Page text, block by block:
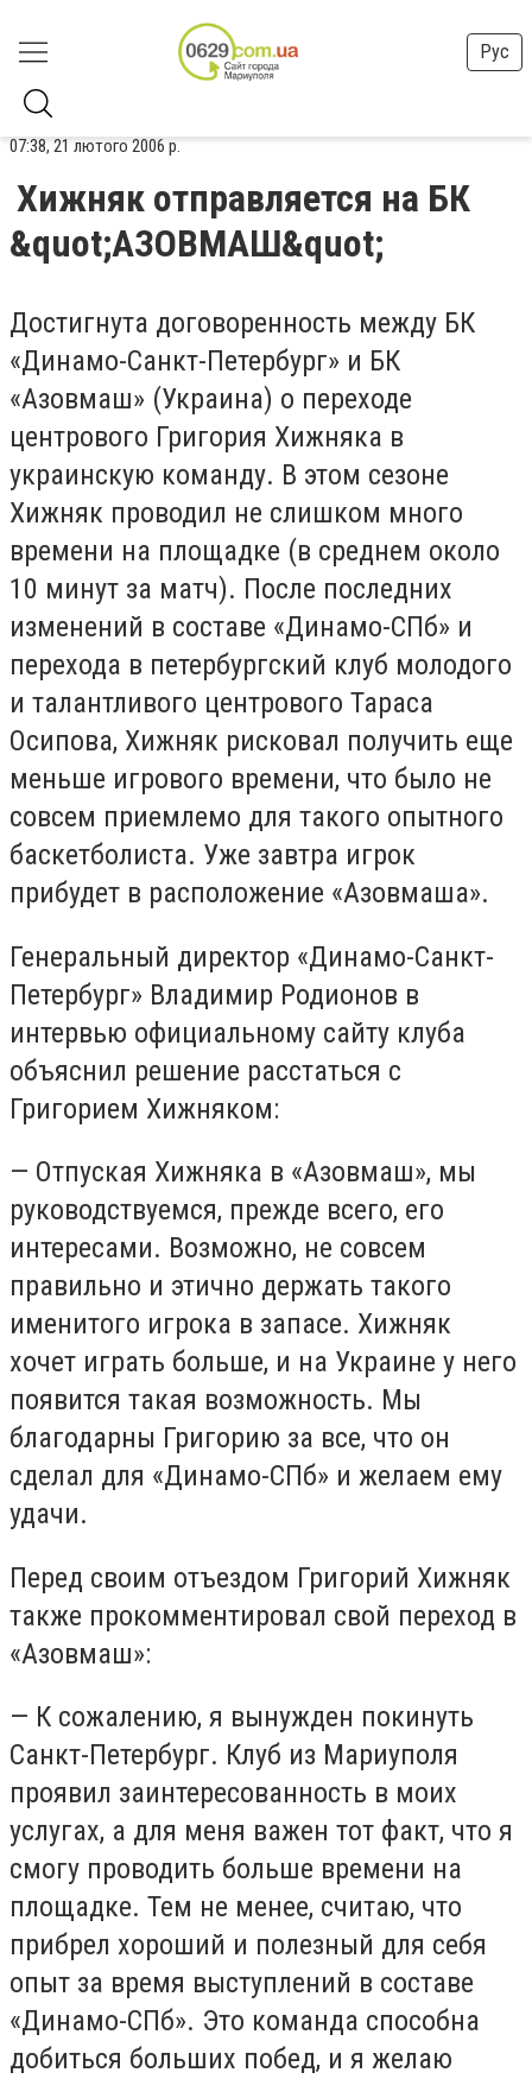
Рус
07:38, 21 лютого 2006 р.
Хижняк отправляется на БК
&quot;АЗОВМАШ&quot;
Достигнута договоренность между БК
«Динамо-Санкт-Петербург» и БК
«Азовмаш» (Украина) о переходе
центрового Григория Хижняка в
украинскую команду. В этом сезоне
Хижняк проводил не слишком много
времени на площадке (в среднем около
10 минут за матч). После последних
изменений в составе «Динамо-СПб» и
перехода в петербургский клуб молодого
и талантливого центрового Тараса
Осипова, Хижняк рисковал получить еще
меньше игрового времени, что было не
совсем приемлемо для такого опытного
баскетболиста. Уже завтра игрок
прибудет в расположение «Азовмаша».
Генеральный директор «Динамо-Санкт-
Петербург» Владимир Родионов в
интервью официальному сайту клуба
объяснил решение расстаться с
Григорием Хижняком:
— Отпуская Хижняка в «Азовмаш», мы
руководствуемся, прежде всего, его
интересами. Возможно, не совсем
правильно и этично держать такого
именитого игрока в запасе. Хижняк
хочет играть больше, и на Украине у него
появится такая возможность. Мы
благодарны Григорию за все, что он
сделал для «Динамо-СПб» и желаем ему
удачи.
Перед своим отъездом Григорий Хижняк
также прокомментировал свой переход в
«Азовмаш»:
— К сожалению, я вынужден покинуть
Санкт-Петербург. Клуб из Мариуполя
проявил заинтересованность в моих
услугах, а для меня важен тот факт, что я
смогу проводить больше времени на
площадке. Тем не менее, считаю, что
прибрел хороший и полезный для себя
опыт за время выступлений в составе
«Динамо-СПб». Это команда способна
добиться больших побед, и я желаю